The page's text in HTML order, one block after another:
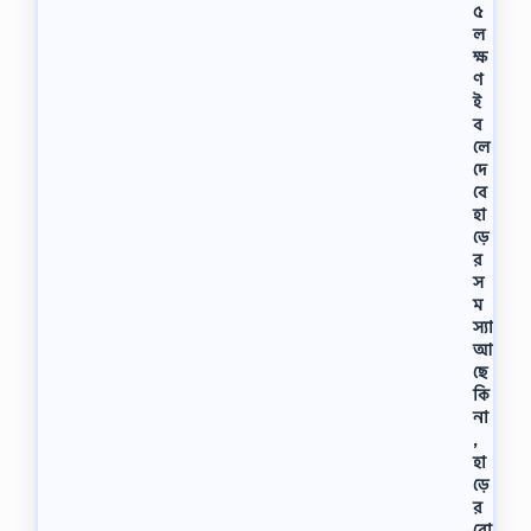
৫
ল
ক্ষ
ণ
ই
ব
লে
দে
বে
হা
ড়ে
র
স
ম
স্যা
আ
ছে
কি
না
,
হা
ড়ে
র